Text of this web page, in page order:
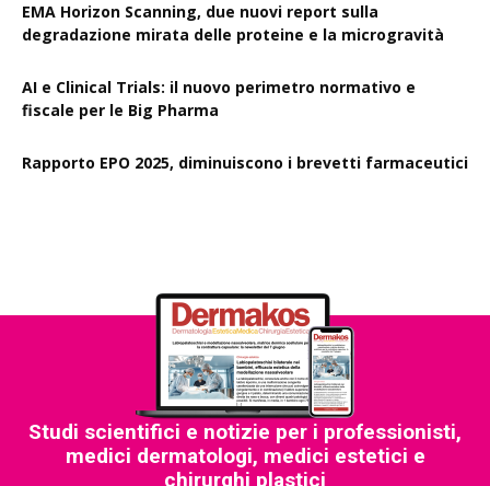
EMA Horizon Scanning, due nuovi report sulla
degradazione mirata delle proteine e la microgravità
AI e Clinical Trials: il nuovo perimetro normativo e
fiscale per le Big Pharma
Rapporto EPO 2025, diminuiscono i brevetti farmaceutici
Studi scientifici e notizie per i professionisti,
medici dermatologi, medici estetici e
chirurghi plastici